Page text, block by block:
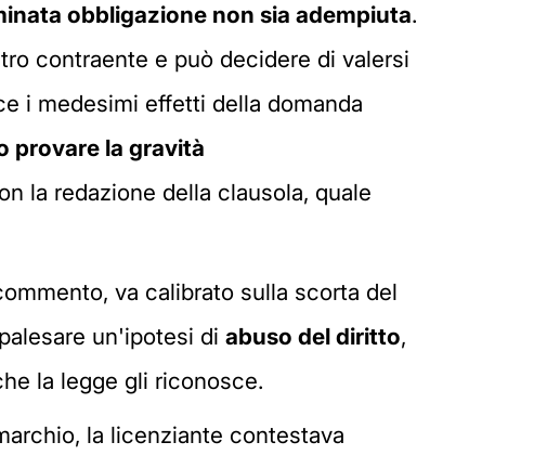
obbligazione non sia adempiuta.
contraente e può decidere di valersi
i medesimi effetti della domanda
provare la gravità
la redazione della clausola, quale
va calibrato sulla scorta del
un'ipotesi di abuso del diritto,
la legge gli riconosce.
la licenziante contestava